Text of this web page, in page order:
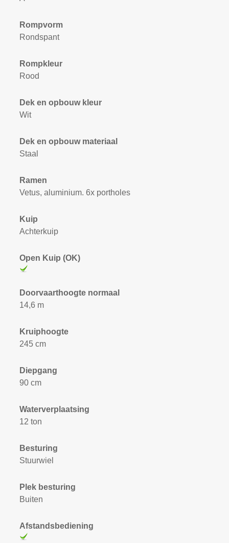
Rompvorm
Rondspant
Rompkleur
Rood
Dek en opbouw kleur
Wit
Dek en opbouw materiaal
Staal
Ramen
Vetus, aluminium. 6x portholes
Kuip
Achterkuip
Open Kuip (OK)
Doorvaarthoogte normaal
14,6 m
Kruiphoogte
245 cm
Diepgang
90 cm
Waterverplaatsing
12 ton
Besturing
Stuurwiel
Plek besturing
Buiten
Afstandsbediening